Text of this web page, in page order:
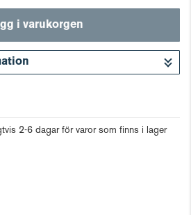
i varukorgen
2-6 dagar för varor som finns i lager